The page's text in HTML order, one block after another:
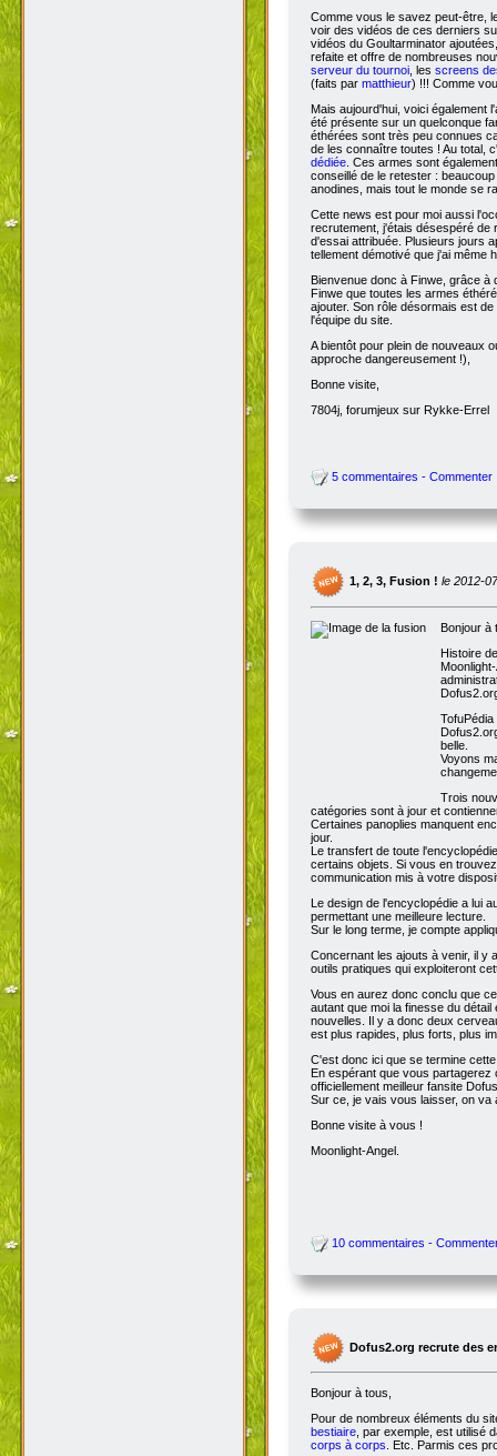
Comme vous le savez peut-être,
voir des vidéos de ces derniers
vidéos du Goultarminator
refaite et offre de nombreuses
serveur du tournoi, les screens
(faits par matthieur) !!! Comme
Mais aujourd'hui, voici également
été présente sur un quelconque
éthérées sont très peu connues
de les connaître toutes ! Au total,
dédiée. Ces armes sont
conseillé de le retester :
anodines, mais tout le monde se
Cette news est pour moi aussi
recrutement, j'étais désespéré de
d'essai attribuée. Plusieurs jours
tellement démotivé que j'ai même
Bienvenue donc à Finwe, grâce
Finwe que toutes les armes
ajouter. Son rôle désormais est
l'équipe du site.
A bientôt pour plein de nouveaux
approche dangereusement !),
Bonne visite,
7804j, forumjeux sur Rykke-Errel
5 commentaires - Commenter
1, 2, 3, Fusion ! le 2012-
Bonjour à
Histoire
belle.
Voyons
Trois
catégories sont à jour et
Certaines panoplies manquent
jour.
Le transfert de toute
certains objets. Si vous en
communication mis à votre
Le design de l'encyclopédie a lui
permettant une meilleure lecture.
Sur le long terme, je compte
Concernant les ajouts à venir, il y
outils pratiques qui exploiteront
Vous en aurez donc conclu que
autant que moi la finesse du
nouvelles. Il y a donc deux
est plus rapides, plus forts, plus
C'est donc ici que se termine
En espérant que vous
officiellement meilleur fansite
Sur ce, je vais vous laisser, on va
Bonne visite à vous !
Moonlight-Angel.
10 commentaires -
Dofus2.org recrute des
Bonjour à tous,
Pour de nombreux éléments du
bestiaire, par exemple, est utilisé
corps à corps. Etc. Parmis ces